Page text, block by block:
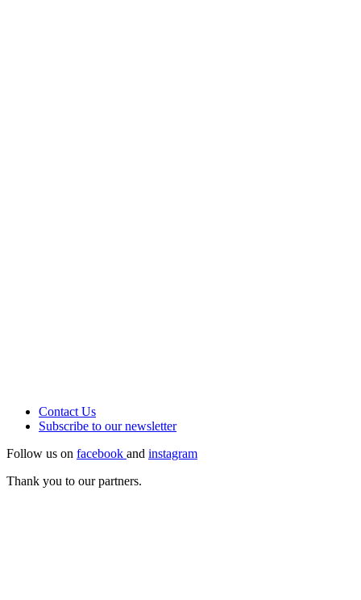
Contact Us
Subscribe to ournewsletter
Follow us on facebook and instagram
Thank you to our partners.